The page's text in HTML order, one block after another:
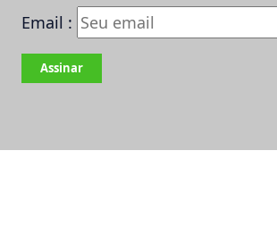
Email :